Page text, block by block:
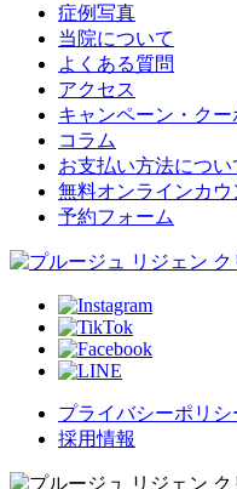
症例写真
当院について
よくある質問
アクセス
キャンペーン・クー
コラム
お支払い方法につい
無料オンラインカ
予約フォーム
プライバシーポリシ
採用情報